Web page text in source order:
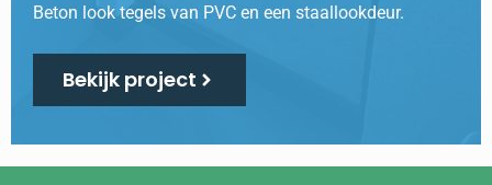
Beton look tegels van PVC en een staallookdeur.
Bekijk project